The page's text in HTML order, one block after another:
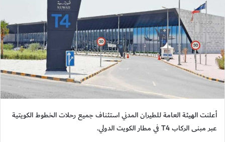
أعلنت الهيئة العامة للطيران المدني استئناف جميع رحلات الخطوط الكويتية
عبر مبنى الركاب T4 في مطار الكويت الدولي.